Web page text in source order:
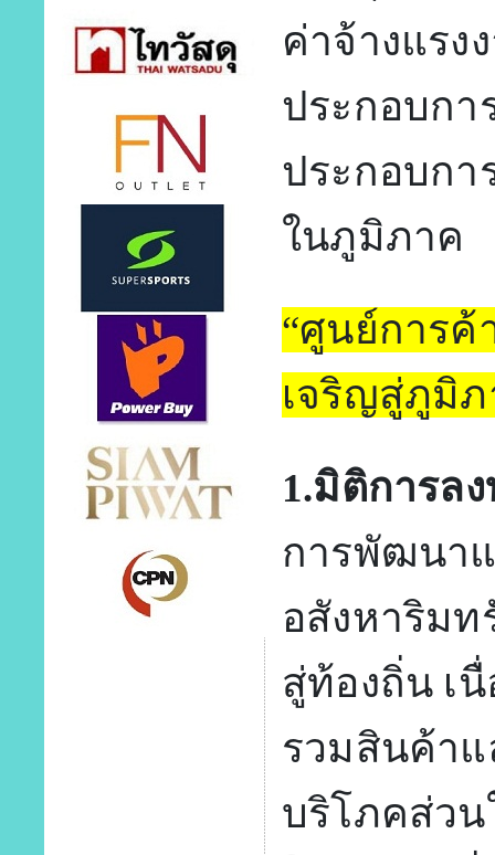
ค่าจ้างแรง
ประกอบกา
ประกอบกา
ในภูมิภาค
“ศูนย์การค้
เจริญสู่ภูมิ
1.มิติการล
การพัฒนา
อสังหาริม
สู่ท้องถิ่น เ
รวมสินค้า
บริโภคส่ว